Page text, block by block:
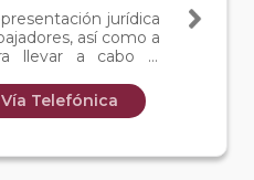
jurídica
así como a
llevar a cabo la
no cuente con
Vía Telefónica